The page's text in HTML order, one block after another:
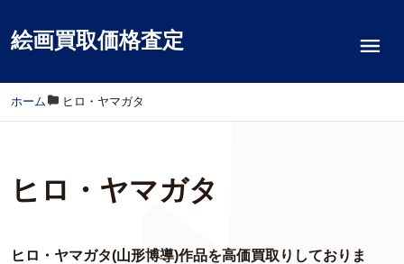
絵画買取価格査定
ホーム / ヒロ・ヤマガタ
ヒロ・ヤマガタ
ヒロ・ヤマガタ(山形博導)作品を高価買取りしておりま